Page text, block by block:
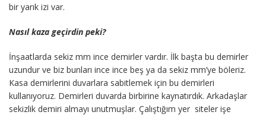
bir yarık izi var.
Nasıl kaza geçirdin peki?
İnşaatlarda sekiz mm ince demirler vardır. İlk başta bu demirler
uzundur ve biz bunları ince ince beş ya da sekiz mm’ye böleriz.
Kasa demirlerini duvarlara sabitlemek için bu demirleri
kullanıyoruz. Demirleri duvarda birbirine kaynatırdık. Arkadaşlar
sekizlik demiri almayı unutmuşlar. Çalıştığım yer siteler işe